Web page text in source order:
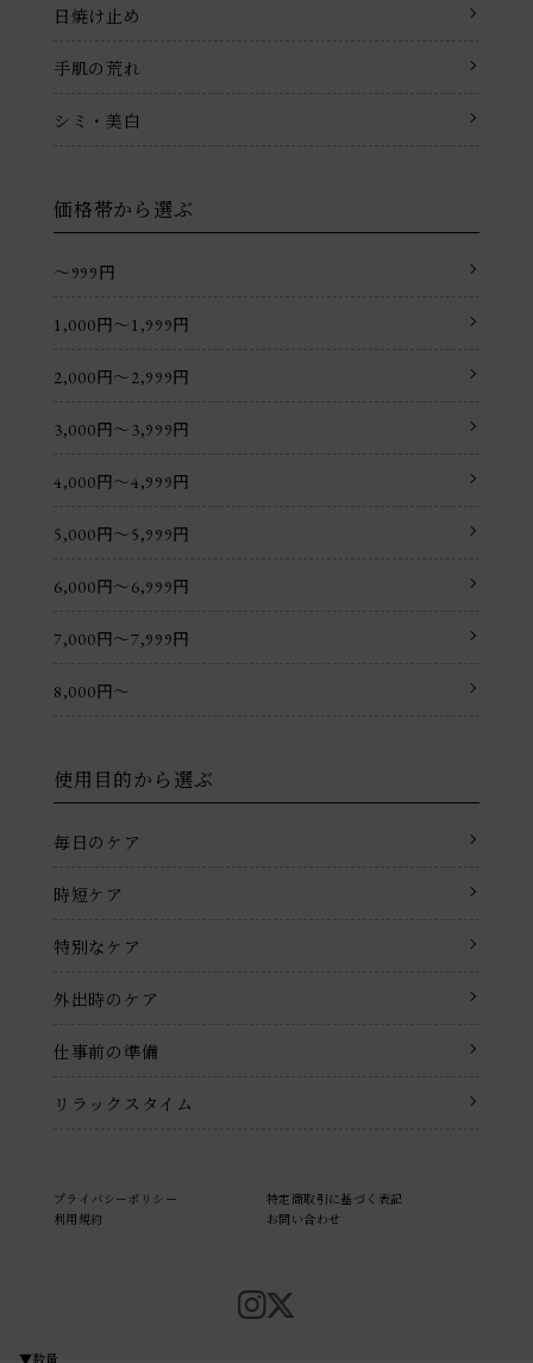
日焼け止め
手肌の荒れ
シミ・美白
価格帯から選ぶ
〜999円
1,000円〜1,999円
2,000円〜2,999円
3,000円〜3,999円
4,000円〜4,999円
5,000円〜5,999円
6,000円〜6,999円
7,000円〜7,999円
8,000円〜
使用目的から選ぶ
毎日のケア
時短ケア
特別なケア
外出時のケア
仕事前の準備
リラックスタイム
プライバシーポリシー
特定商取引に基づく表記
利用規約
お問い合わせ